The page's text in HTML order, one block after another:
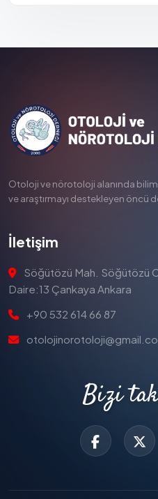
Otoloji ve nörotoloji alanında
ve araştırmayı destekleyen öncü
İletişim
Söğütözü Mah. Söğütözü
Daire:13 Çankaya Ankara
+90 532 614 66 87
Bizi